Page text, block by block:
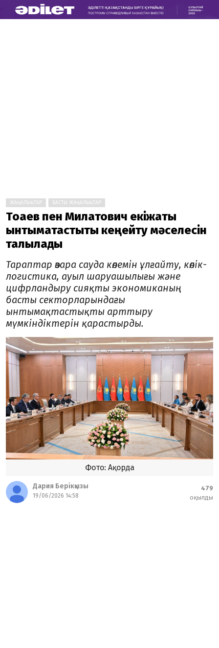
ЖАҢАЛЫҚТАР БАСТЫ ЖАҢАЛЫҚТАР
Тоқаев пен Милатович екіжақты
ынтымақтастықты кеңейту мәселесін
талқылады
Тараптар өзара сауда көлемін ұлғайту, көлік-
логистика, ауыл шаруашылығы және
цифрландыру сияқты экономиканың
басты секторларындағы
ынтымақтастықты арттыру
мүмкіндіктерін қарастырды.
Фото: Ақорда
Дария Берікқызы
19/06/2026 14:58
479
оқылды